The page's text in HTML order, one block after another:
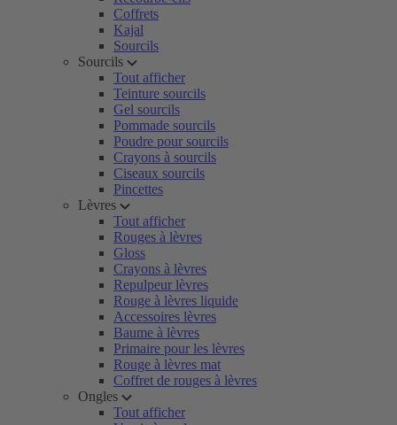
Coffrets
Kajal
Sourcils
Sourcils
Tout afficher
Teinture sourcils
Gel sourcils
Pommade sourcils
Poudre pour sourcils
Crayons à sourcils
Ciseaux sourcils
Pincettes
Lèvres
Tout afficher
Rouges à lèvres
Gloss
Crayons à lèvres
Repulpeur lèvres
Rouge à lèvres liquide
Accessoires lèvres
Baume à lèvres
Primaire pour les lèvres
Rouge à lèvres mat
Coffret de rouges à lèvres
Ongles
Tout afficher